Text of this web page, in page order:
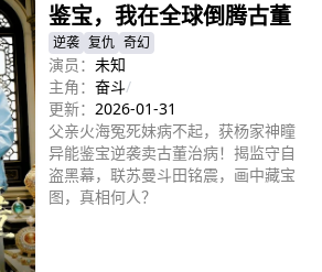
鉴宝，我在全球倒腾古董
逆袭 复仇 奇幻
演员： 未知
主角： 奋斗/
更新： 2026-01-31
父亲火海冤死妹病不起，获杨家神瞳
异能鉴宝逆袭卖古董治病！揭监守自
盗黑幕，联苏曼斗田铭震，画中藏宝
图，真相何人？